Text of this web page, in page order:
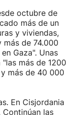
octubre de
más de un
y viviendas,
más de 74.000
Gaza". Unas
más de 1200
más de 40 000
En Cisjordania
las